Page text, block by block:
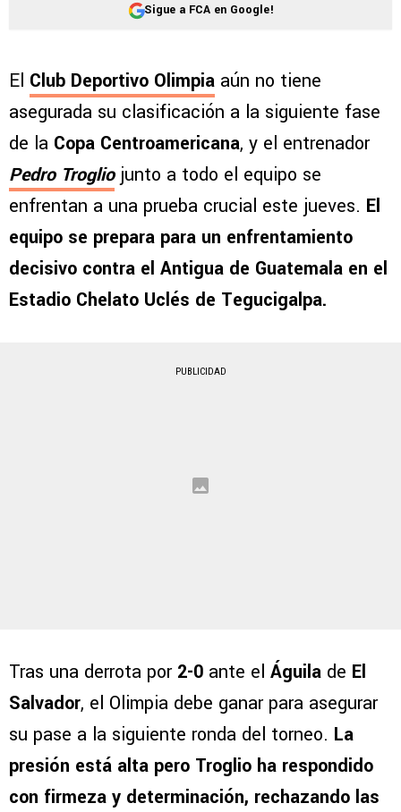
Sigue a FCA en Google!
El Club Deportivo Olimpia aún no tiene
asegurada su clasificación a la siguiente fase
de la Copa Centroamericana, y el entrenador
Pedro Trogliojunto a todo el equipo se
enfrentan a una prueba crucial este jueves. El
equipo se prepara para un enfrentamiento
decisivo contra el Antigua de Guatemala en el
Estadio Chelato Uclés de Tegucigalpa.
PUBLICIDAD
Tras una derrota por 2-0 ante el Águila de El
Salvador, el Olimpia debe ganar para asegurar
su pase a la siguiente ronda del torneo. La
presión está alta pero Troglio ha respondido
con firmeza y determinación, rechazando las